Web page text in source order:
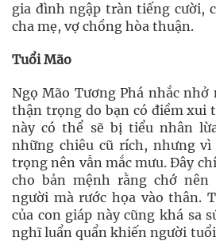
gia đình ngập tràn tiếng cười,
cha mẹ, vợ chồng hòa thuận.
Tuổi Mão
Ngọ Mão Tương Phá nhắc
thận trọng do bạn có điềm xui
này có thể sẽ bị tiểu nhân
những chiêu cũ rích, nhưng
trọng nên vẫn mắc mưu. Đây
cho bản mệnh rằng chớ
người mà rước họa vào thân.
của con giáp này cũng khá sa
nghĩ luẩn quẩn khiến người